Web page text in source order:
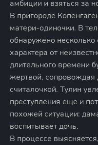
амбиции и взяться за
В пригороде
матери-одиночки. В
обнаружено
характера от
длительного времени
жертвой, сопровождая
считалочкой. Тулин
преступления еще и
похожей ситуации:
воспитывает дочь.
В процессе